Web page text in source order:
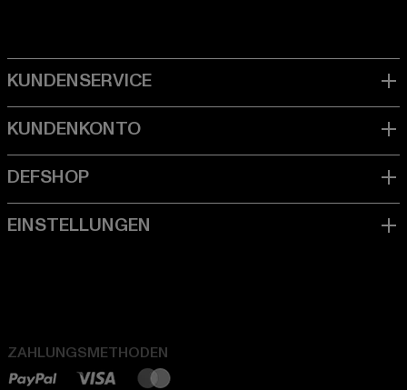
ZAHLUNGSMETHODEN